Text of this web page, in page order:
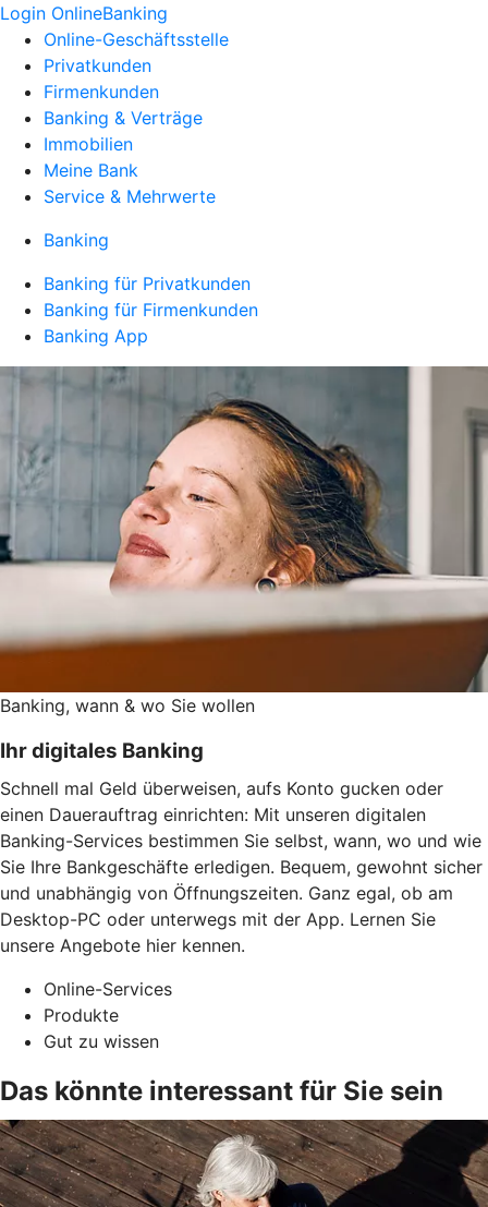
Login OnlineBanking
Online-Geschäftsstelle
Privatkunden
Firmenkunden
Banking & Verträge
Immobilien
Meine Bank
Service & Mehrwerte
Banking
Banking für Privatkunden
Banking für Firmenkunden
Banking App
Banking, wann & wo Sie wollen
Ihr digitales Banking
Schnell mal Geld überweisen, aufs Konto gucken oder
einen Dauerauftrag einrichten: Mit unseren digitalen
Banking-Services bestimmen Sie selbst, wann, wo und wie
Sie Ihre Bankgeschäfte erledigen. Bequem, gewohnt sicher
und unabhängig von Öffnungszeiten. Ganz egal, ob am
Desktop-PC oder unterwegs mit der App. Lernen Sie
unsere Angebote hier kennen.
Online-Services
Produkte
Gut zu wissen
Das könnte interessant für Sie sein